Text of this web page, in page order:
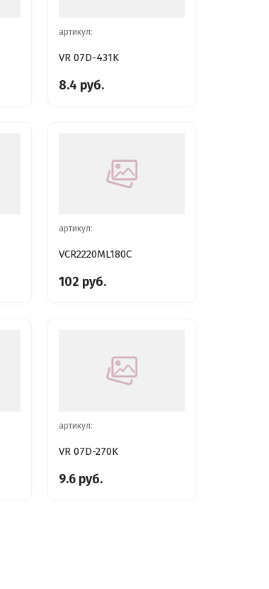
артикул:
VR 07D-431K
8.4 руб.
артикул:
VCR2220ML180C
102 руб.
артикул:
VR 07D-270K
9.6 руб.